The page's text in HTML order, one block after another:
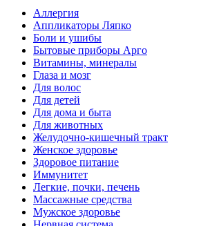
Аллергия
Аппликаторы Ляпко
Боли и ушибы
Бытовые приборы Арго
Витамины, минералы
Глаза и мозг
Для волос
Для детей
Для дома и быта
Для животных
Желудочно-кишечный тракт
Женское здоровье
Здоровое питание
Иммунитет
Легкие, почки, печень
Массажные средства
Мужское здоровье